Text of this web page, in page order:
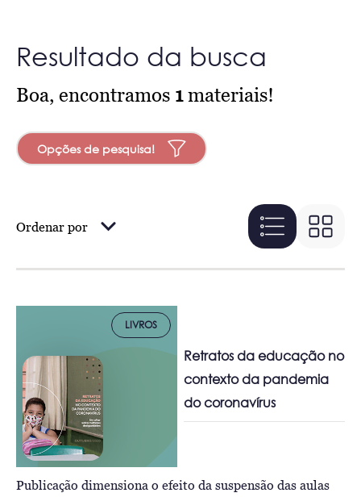
Resultado da busca
Boa, encontramos 1materiais!
Opções de pesquisa!
Ordenar por
LIVROS
Retratos da educação no
contexto da pandemia
do coronavírus
Publicação dimensiona o efeito da suspensão das aulas